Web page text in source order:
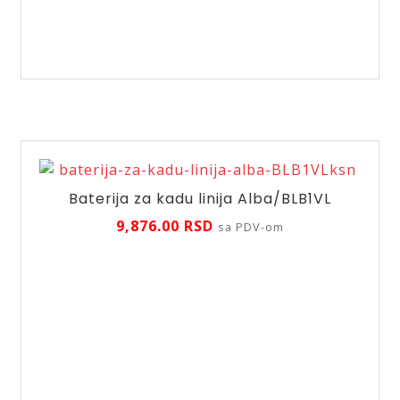
keramika
Baterija za kadu linija Alba/BLB1VL
9,876.00 RSD sa PDV-om